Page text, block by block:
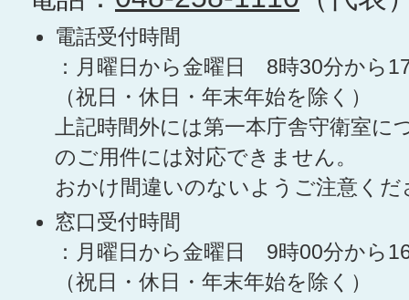
電話受付時間
：月曜日から金曜日 8時30分から
（祝日・休日・年末年始を除く）
上記時間外には第一本庁舎守衛室に
のご用件には対応できません。
おかけ間違いのないようご注意くだ
窓口受付時間
：月曜日から金曜日 9時00分から
（祝日・休日・年末年始を除く）